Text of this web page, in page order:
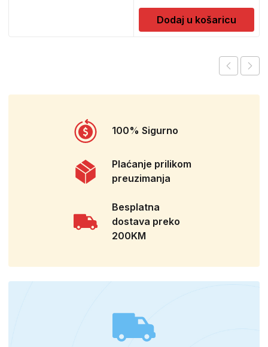
Dodaj u košaricu
100% Sigurno
Plaćanje prilikom
preuzimanja
Besplatna
dostava preko
200KM